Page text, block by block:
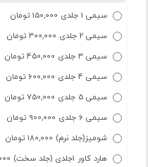
سیمی 1 جلدی 150,000 تومان
سیمی 2 جلدی 300,000 تومان
سیمی 3 جلدی 450,000 تومان
سیمی 4 جلدی 600,000 تومان
سیمی 5 جلدی 750,000 تومان
سیمی 6 جلدی 900,000 تومان
شومیز(جلد نرم) 180,000 تومان
هارد کاور 1جلدی (جلد سخت) 300,000 تومان